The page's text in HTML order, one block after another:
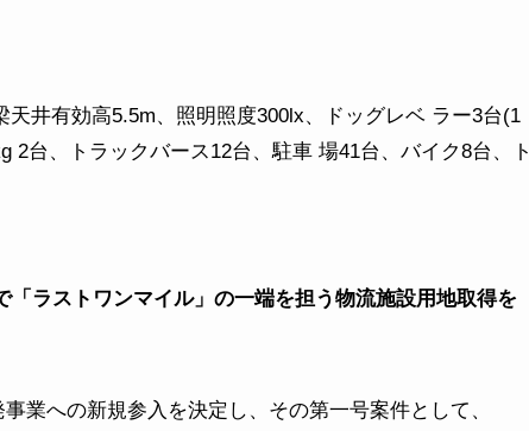
井有効高5.5m、照明照度300lx、ドッグレベ ラー3台(1
2台、トラックバース12台、駐車 場41台、バイク8台、ト
ラストワンマイル」の一端を担う物流施設用地取得を
業への新規参入を決定し、その第一号案件として、